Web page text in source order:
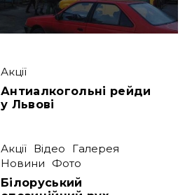
Акції
Антиалкогольні рейди
у Львові
Акції Відео
Галерея
Новини
Фото
Білоруський